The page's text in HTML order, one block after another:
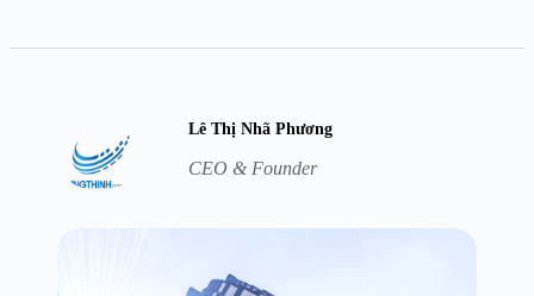
Lê Thị Nhã Phương
CEO & Founder